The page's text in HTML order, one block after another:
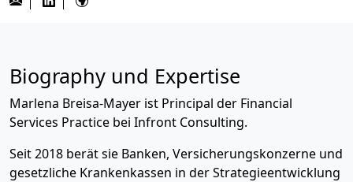
Biography und Expertise
Marlena Breisa-Mayer ist Principal der Financial
Services Practice bei Infront Consulting.
Seit 2018 berät sie Banken, Versicherungskonzerne und
gesetzliche Krankenkassen in der Strategieentwicklung